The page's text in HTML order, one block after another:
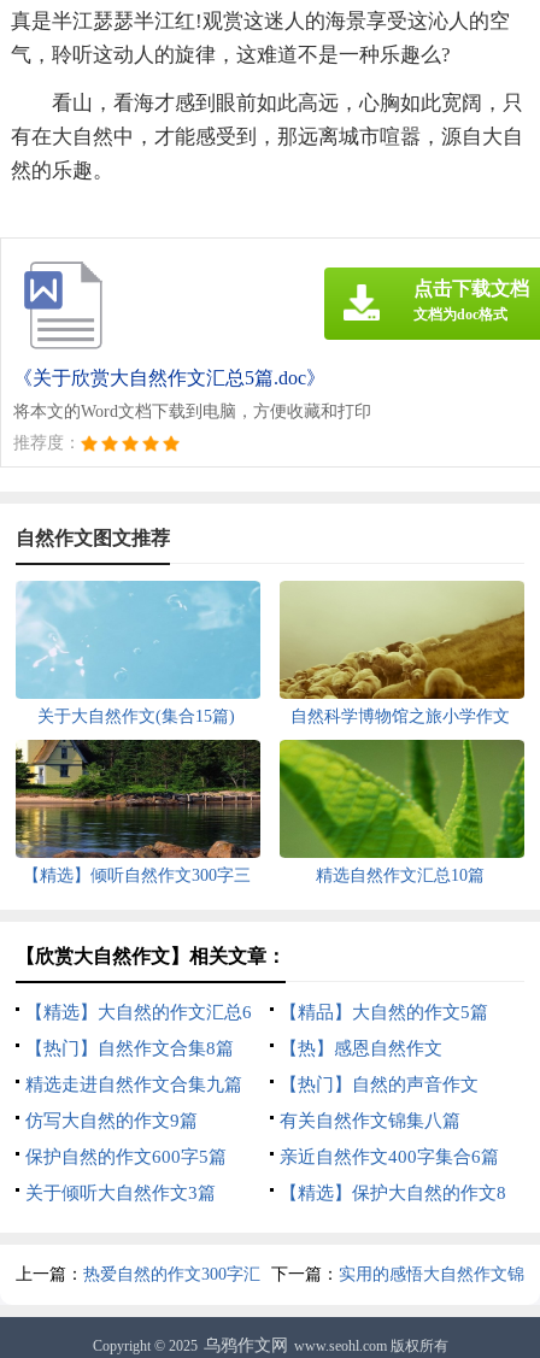
真是半江瑟瑟半江红!观赏这迷人的海景享受这沁人的空
气，聆听这动人的旋律，这难道不是一种乐趣么?
看山，看海才感到眼前如此高远，心胸如此宽阔，只
有在大自然中，才能感受到，那远离城市喧嚣，源自大自
然的乐趣。
《关于欣赏大自然作文汇总5篇.doc》
将本文的Word文档下载到电脑，方便收藏和打印
推荐度：
点击下载文档
文档为doc格式
自然作文图文推荐
关于大自然作文(集合15篇) 自然科学博物馆之旅小学作文
【精选】倾听自然作文300字三
精选自然作文汇总10篇
【欣赏大自然作文】相关文章：
【精选】大自然的作文汇总6
篇
【精品】大自然的作文5篇
【热门】自然作文合集8篇
【热】感恩自然作文
精选走进自然作文合集九篇
【热门】自然的声音作文
仿写大自然的作文9篇
有关自然作文锦集八篇
保护自然的作文600字5篇
亲近自然作文400字集合6篇
关于倾听大自然作文3篇
【精选】保护大自然的作文8
上一篇：热爱自然的作文300字汇
总10篇
下一篇： 实用的感悟大自然作文锦
集7篇
Copyright © 2025 乌鸦作文网 www.seohl.com 版权所有